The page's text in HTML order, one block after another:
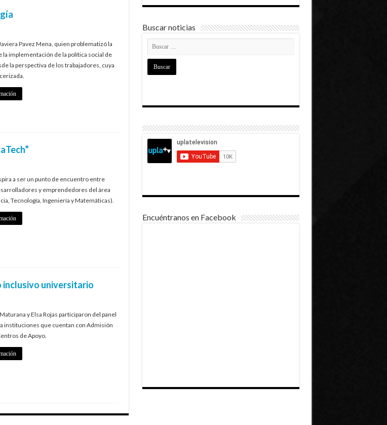
Pavez Mena, quien problematizó la
la implementación de la política social de
la perspectiva de los trabajadores, cuya
a ser un punto de encuentro entre
y emprendedores del área
Tecnología, Ingeniería y Matemáticas).
inclusivo universitario
y Elsa Rojas participaron del panel
instituciones que cuentan con Admisión
de Apoyo.
Buscar noticias
Encuéntranos en Facebook